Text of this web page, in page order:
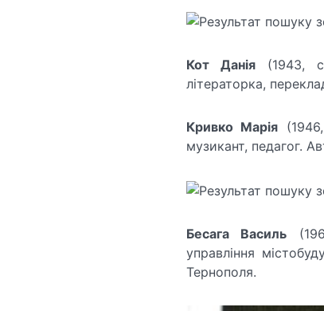
Кот Данія(1943, с.
літераторка,
Кривко Марія
музикант, педагог.
Бесага Василь
управління
Тернополя.